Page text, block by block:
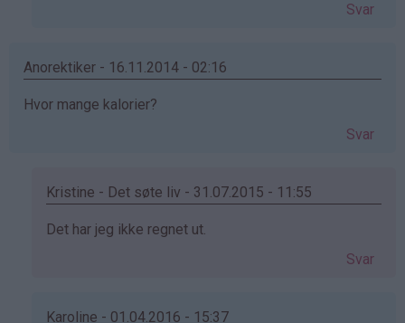
kakemoms
bekreftet)
Svar
Anorektiker - 16.11.2014 - 02:16
Hvor mange kalorier?
Svar
Kristine - Det søte liv - 31.07.2015 - 11:55
Som
Anorektiker
Det har jeg ikke regnet ut.
Svar
Karoline - 01.04.2016 - 15:37